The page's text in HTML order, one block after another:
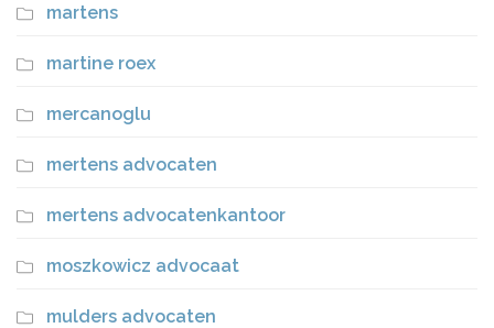
martens
martine roex
mercanoglu
mertens advocaten
mertens advocatenkantoor
moszkowicz advocaat
mulders advocaten